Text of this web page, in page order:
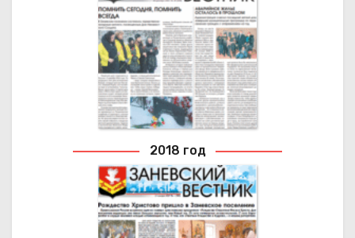
2021 ГОД
Архивные выпуски газеты
2018 год
2018 ГОД